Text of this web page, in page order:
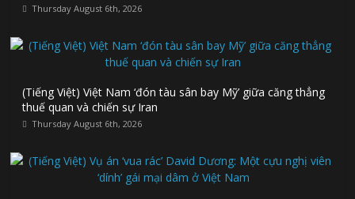
Thursday August 6th, 2026
(Tiếng Việt) Việt Nam ‘đón tàu sân bay Mỹ’ giữa căng thẳng
thuế quan và chiến sự Iran
Thursday August 6th, 2026